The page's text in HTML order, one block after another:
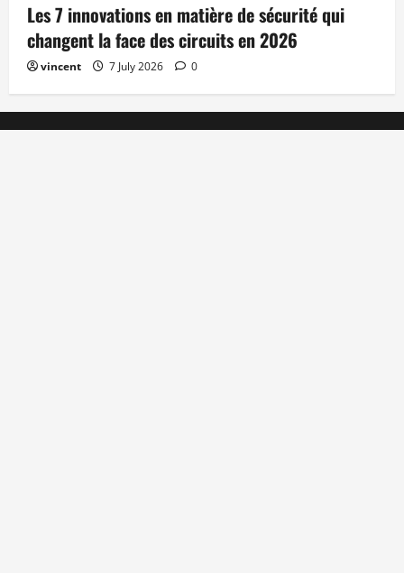
Les 7 innovations en matière de sécurité qui
changent la face des circuits en 2026
vincent 7 July 2026 0